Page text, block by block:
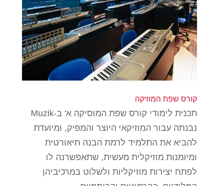
קורס שפת המוזיקה
תכנית לימודי קורס שפת המוסיקה א' ב-Muzik
נבנתה עבור המוזיקאי היוצר והמפיק, ומיועדת
להביא את התלמיד לרמת הבנה תיאורטית
ומיומנות מוזיקלית מעשית, שתאפשרנה לו
לפתח יצירות מוזיקליות ולשלוט במרכיביהן